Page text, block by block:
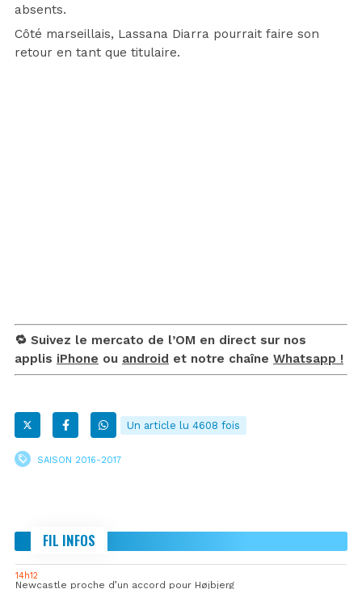
absents.
Côté marseillais, Lassana Diarra pourrait faire son
retour en tant que titulaire.
🔁 Suivez le mercato de l’OM en direct sur nos
applis iPhone ou android et notre chaîne Whatsapp !
Un article lu 4608 fois
SAISON 2016-2017
FIL INFOS
14h12
Newcastle proche d’un accord pour Højbjerg